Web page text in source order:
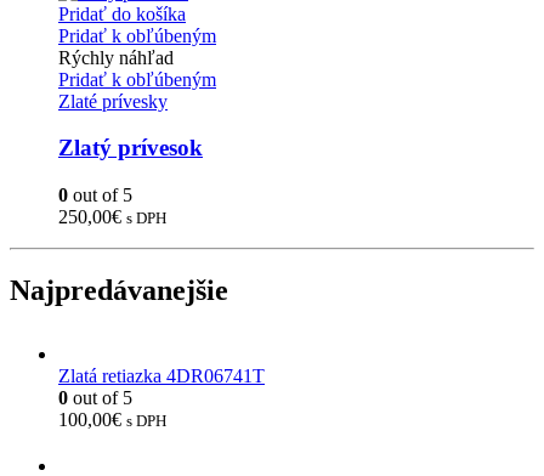
Pridať do košíka
Pridať k obľúbeným
Rýchly náhľad
Pridať k obľúbeným
Zlaté prívesky
Zlatý prívesok
0 out of 5
250,00€ s DPH
Najpredávanejšie
Zlatá retiazka 4DR06741T
0 out of 5
100,00€ s DPH